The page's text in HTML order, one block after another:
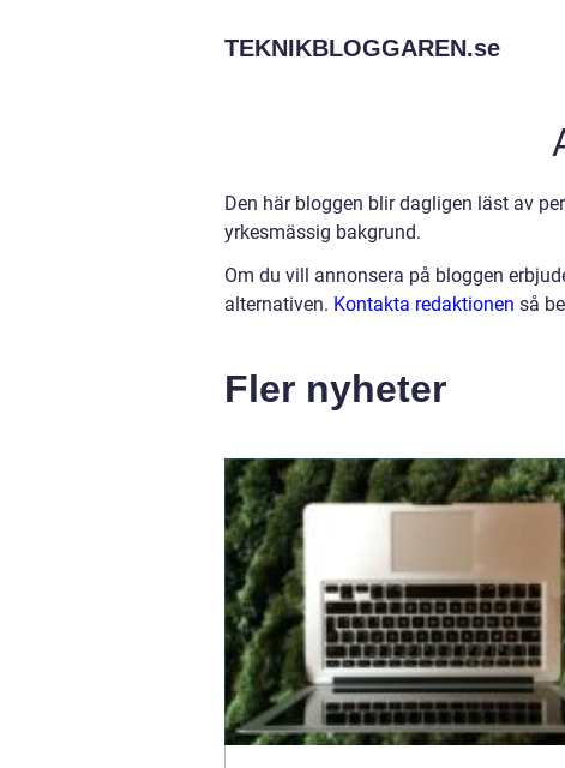
TEKNIKBLOGGAREN.se
Den här bloggen blir dagligen läst av
yrkesmässig bakgrund.
Om du vill annonsera på bloggen
alternativen. Kontakta redaktionen så
Fler nyheter